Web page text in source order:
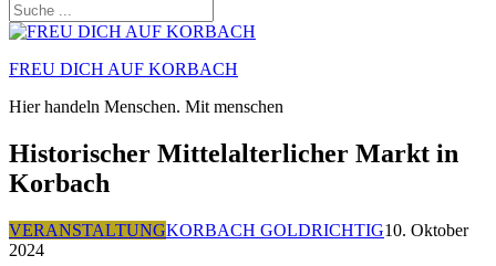
FREU DICH AUF KORBACH
Hier handeln Menschen. Mit menschen
Historischer Mittelalterlicher Markt in
Korbach
VERANSTALTUNGKORBACH GOLDRICHTIG10. Oktober
2024